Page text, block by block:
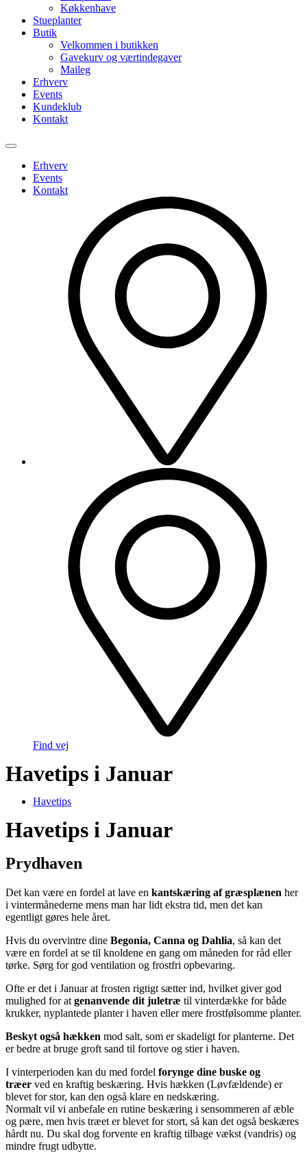
Køkkenhave
Stueplanter
Butik
Velkommen i butikken
Gavekurv og værtindegaver
Maileg
Erhverv
Events
Kundeklub
Kontakt
Erhverv
Events
Kontakt
Find vej
Havetips i Januar
Havetips
Havetips i Januar
Prydhaven
Det kan være en fordel at lave en kantskæring af græsplænen her
i vintermånederne mens man har lidt ekstra tid, men det kan
egentligt gøres hele året.
Hvis du overvintre dine Begonia, Canna og Dahlia, så kan det
være en fordel at se til knoldene en gang om måneden for råd eller
tørke. Sørg for god ventilation og frostfri opbevaring.
Ofte er det i Januar at frosten rigtigt sætter ind, hvilket giver god
mulighed for at genanvende dit juletræ til vinterdække for både
krukker, nyplantede planter i haven eller mere frostfølsomme planter.
Beskyt også hækken mod salt, som er skadeligt for planterne. Det
er bedre at bruge groft sand til fortove og stier i haven.
I vinterperioden kan du med fordel forynge dine buske og
træer ved en kraftig beskæring. Hvis hækken (Løvfældende) er
blevet for stor, kan den også klare en nedskæring.
Normalt vil vi anbefale en rutine beskæring i sensommeren af æble
og pære, men hvis træet er blevet for stort, så kan det også beskæres
hårdt nu. Du skal dog forvente en kraftig tilbage vækst (vandris) og
mindre frugt udbytte.